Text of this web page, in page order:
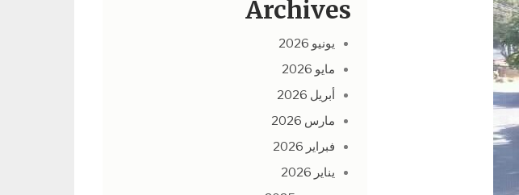
Archives
يونيو 2026
مايو 2026
أبريل 2026
مارس 2026
فبراير 2026
يناير 2026